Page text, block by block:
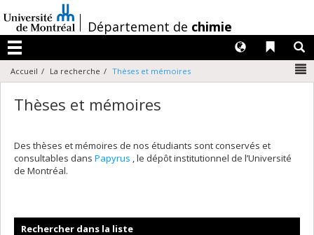
au
contenu
/Département de chimie
Menu
Liens
Langues
Accueil La recherche Thèses et mémoires
Thèses et mémoires
Des thèses et mémoires de nos étudiants sont conservés et
consultables dans Papyrus , le dépôt institutionnel de l’Université
de Montréal.
Rechercher dans la liste